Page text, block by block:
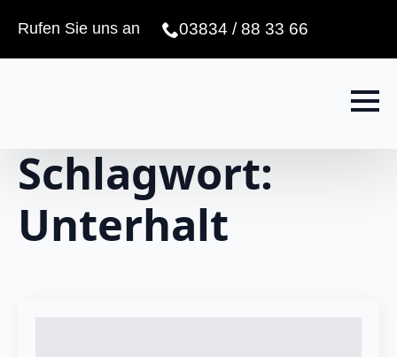
Rufen Sie uns an 03834 / 88 33 66
Schlagwort:
Unterhalt